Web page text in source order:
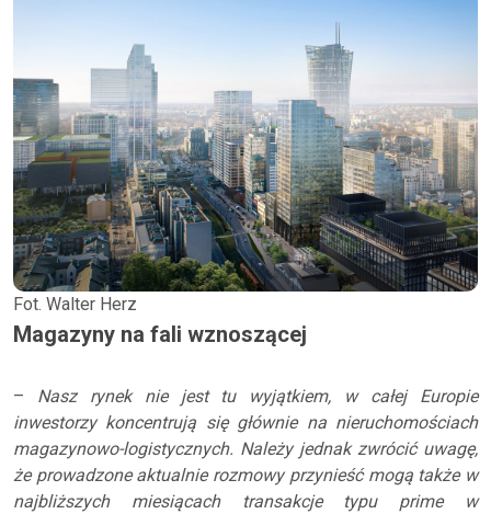
Fot. Walter Herz
Magazyny na fali wznoszącej
– Nasz rynek nie jest tu wyjątkiem, w całej Europie
inwestorzy koncentrują się głównie na nieruchomościach
magazynowo-logistycznych. Należy jednak zwrócić uwagę,
że prowadzone aktualnie rozmowy przynieść mogą także w
najbliższych miesiącach transakcje typu prime w